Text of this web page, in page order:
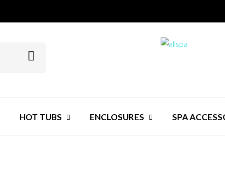
HOT TUBS ENCLOSURES SPA